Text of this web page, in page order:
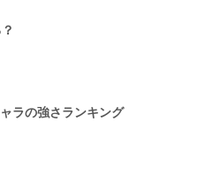
ラの強さランキング